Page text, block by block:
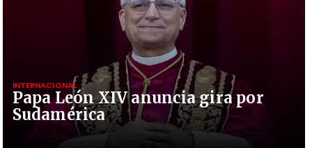
Papa León XIV anuncia gira por
Sudamérica
INTERNACIONAL